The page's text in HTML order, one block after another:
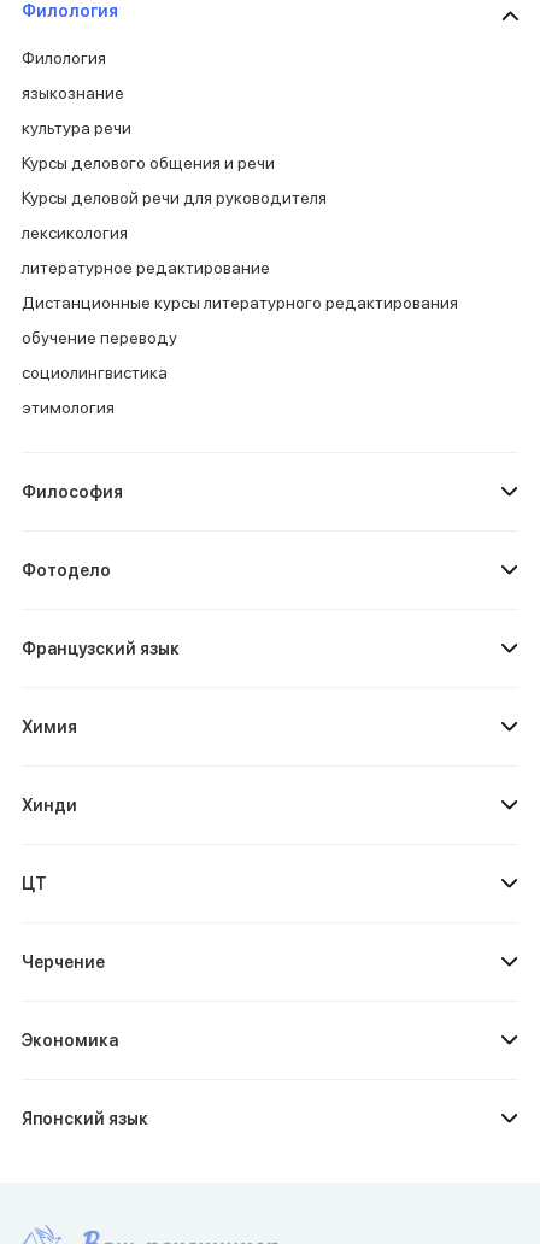
Филология
Филология
языкознание
культура речи
Курсы делового общения и речи
Курсы деловой речи для руководителя
лексикология
литературное редактирование
Дистанционные курсы литературного редактирования
обучение переводу
социолингвистика
этимология
Философия
Фотодело
Французский язык
Химия
Хинди
ЦТ
Черчение
Экономика
Японский язык